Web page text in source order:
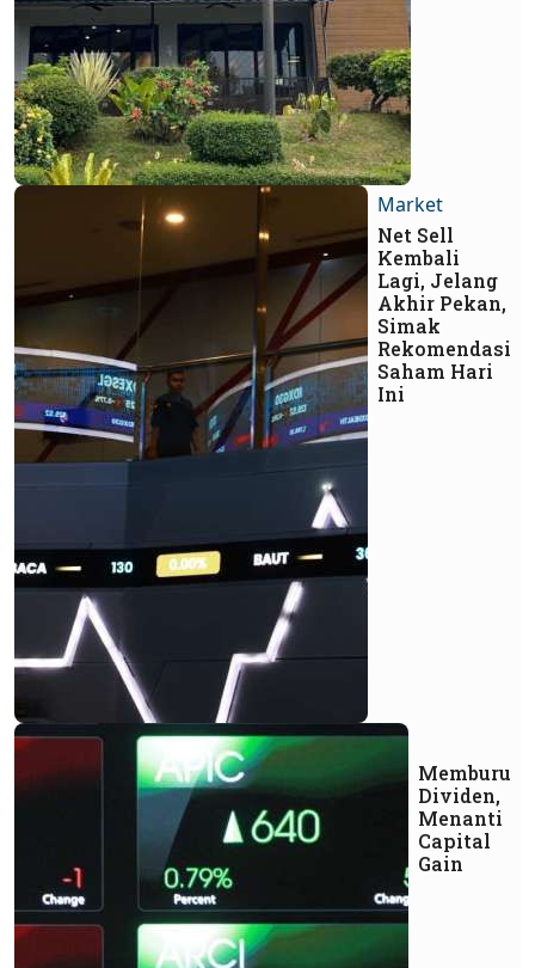
Market
Net Sell
Kembali
Lagi, Jelang
Akhir Pekan,
Simak
Rekomendasi
Saham Hari
Ini
Memburu
Dividen,
Menanti
Capital
Gain